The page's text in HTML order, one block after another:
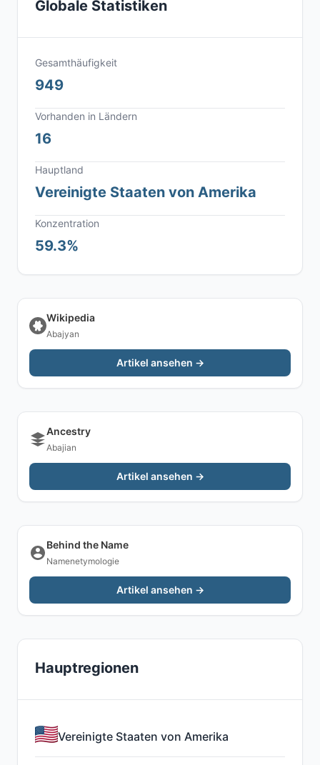
Globale Statistiken
Gesamthäufigkeit
949
Vorhanden in Ländern
16
Hauptland
Vereinigte Staaten von Amerika
Konzentration
59.3%
Wikipedia
Abajyan
Artikel ansehen →
Ancestry
Abajian
Artikel ansehen →
Behind the Name
Namenetymologie
Artikel ansehen →
Hauptregionen
Vereinigte Staaten von Amerika